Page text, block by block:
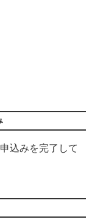
込みを完了して